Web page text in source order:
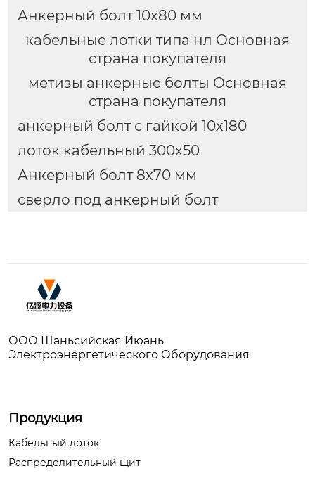
Анкерный болт 10x80 мм
кабельные лотки типа нл Основная
страна покупателя
метизы анкерные болты Основная
страна покупателя
анкерный болт с гайкой 10х180
лоток кабельный 300х50
Анкерный болт 8x70 мм
сверло под анкерный болт
ООО Шаньсийская Июань
Электроэнергетического Оборудования
Продукция
Кабельный лоток
Распределительный щит